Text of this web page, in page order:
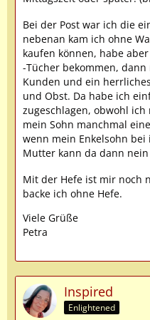
Bei der Post war ich die
nebenan kam ich ohne
kaufen können, habe
-Tücher bekommen, dann
Kunden und ein
und Obst. Da habe ich
zugeschlagen, obwohl
mein Sohn manchmal
wenn mein Enkelsohn
Mutter kann da dann nein
Mit der Hefe ist mir noch
backe ich ohne Hefe.
Viele Grüße
Petra
Inspired
Enlightened